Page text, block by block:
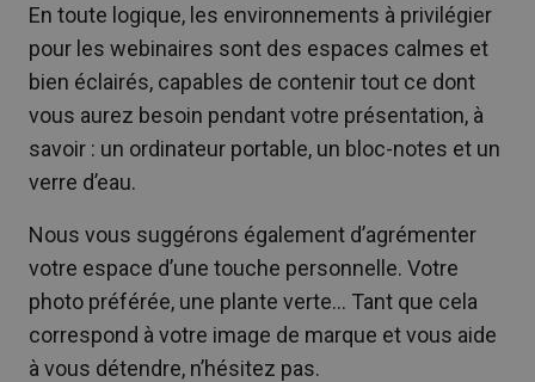
En toute logique, les environnements à privilégier
pour les webinaires sont des espaces calmes et
bien éclairés, capables de contenir tout ce dont
vous aurez besoin pendant votre présentation, à
savoir : un ordinateur portable, un bloc-notes et un
verre d’eau.
Nous vous suggérons également d’agrémenter
votre espace d’une touche personnelle. Votre
photo préférée, une plante verte… Tant que cela
correspond à votre image de marque et vous aide
à vous détendre, n’hésitez pas.